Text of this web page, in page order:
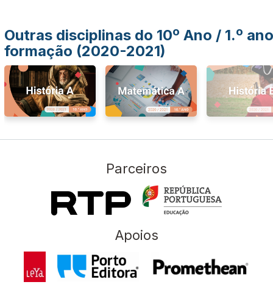
Outras disciplinas do 10º Ano / 1.º ano
formação (2020-2021)
Parceiros
Apoios